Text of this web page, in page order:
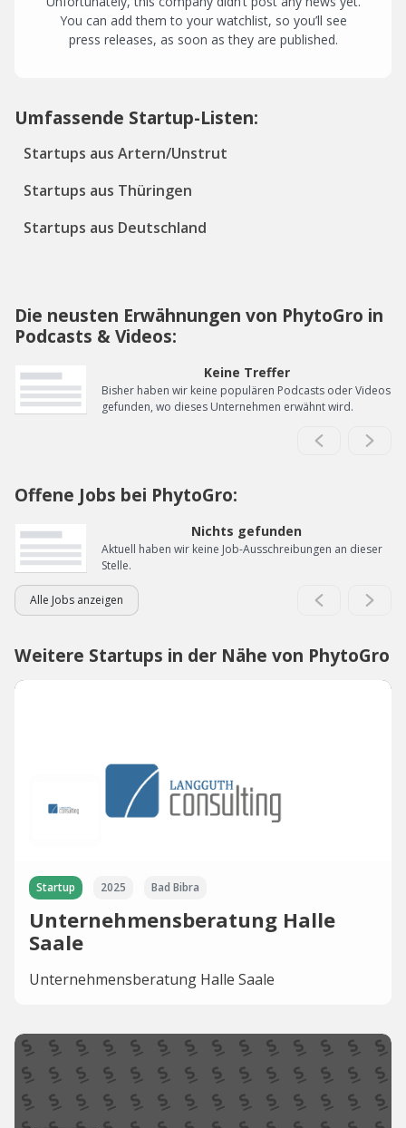
You can add them to your watchlist, so you’ll see
press releases, as soon as they are published.
Umfassende Startup-Listen:
Startups aus Artern/Unstrut
Startups aus Thüringen
Startups aus Deutschland
Die neusten Erwähnungen von PhytoGro in
Podcasts & Videos:
Keine Treffer
Bisher haben wir keine populären Podcasts oder Videos
gefunden, wo dieses Unternehmen erwähnt wird.
Offene Jobs bei PhytoGro:
Nichts gefunden
Aktuell haben wir keine Job-Ausschreibungen an dieser
Stelle.
Alle Jobs anzeigen
Weitere Startups in der Nähe von PhytoGro
Startup 2025 Bad Bibra
Unternehmensberatung Halle
Saale
Unternehmensberatung Halle Saale